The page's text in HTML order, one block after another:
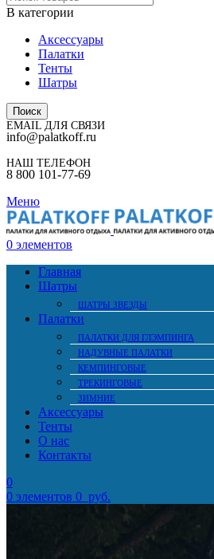
В категории
Аксессуары
Палатки
Тенты
Шатры
Поиск
EMAIL ДЛЯ СВЯЗИ
info@palatkoff.ru
НАШ ТЕЛЕФОН
8 800 101-77-69
Меню
0 элементов
Главная
Шатры
ШАТРЫ ЗВЕЗДЫ
Палатки
ПАЛАТКИ ДЛЯ ГЛЭМПИНГА
НАДУВНЫЕ ПАЛАТКИ
КЕМПИНГОВЫЕ
ТРЕКИНГОВЫЕ
ЗИМНИЕ
Аксессуары
Тенты
О нас
Контакты
0
0 элементов 0 руб.